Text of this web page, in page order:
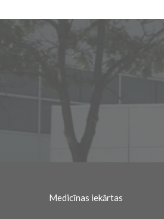
Medicīnas iekārtas